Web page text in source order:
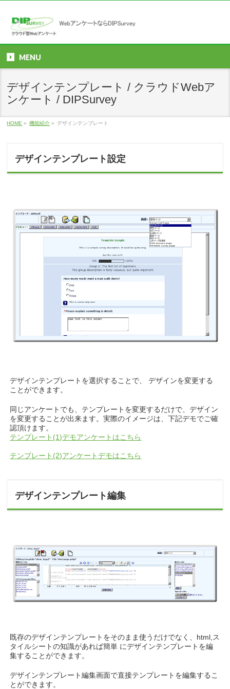
MENU
デザインテンプレート / クラウドWebア
ンケート / DIPSurvey
HOME » 機能紹介 » デザインテンプレート
デザインテンプレート設定
デザインテンプレートを選択することで、 デザインを変更する
ことができます。
同じアンケートでも、テンプレートを変更するだけで、デザイン
を変更することが出来ます。実際のイメージは、下記デモでご確
認頂けます。
テンプレート(1)デモアンケートはこちら
テンプレート(2)アンケートデモはこちら
デザインテンプレート編集
既存のデザインテンプレートをそのまま使うだけでなく、html,ス
タイルシートの知識があれば簡単 にデザインテンプレートを編
集することができます。
デザインテンプレート編集画面で直接テンプレートを編集するこ
とができます。